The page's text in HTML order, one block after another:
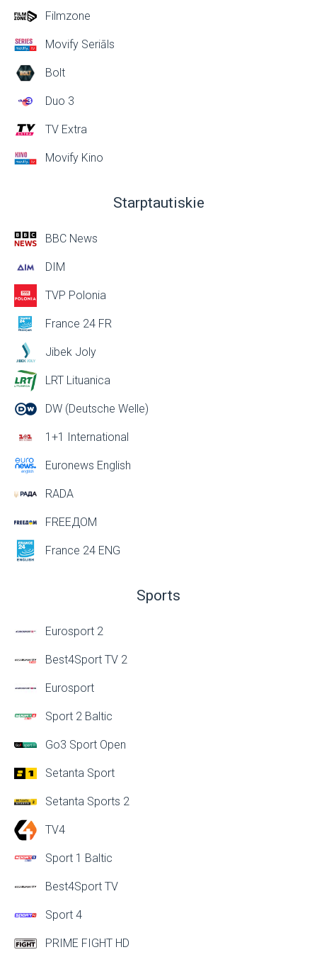
Filmzone
Movify Seriāls
Bolt
Duo 3
TV Extra
Movify Kino
Starptautiskie
BBC News
DIM
TVP Polonia
France 24 FR
Jibek Joly
LRT Lituanica
DW (Deutsche Welle)
1+1 International
Euronews English
RADA
FREEДОМ
France 24 ENG
Sports
Eurosport 2
Best4Sport TV 2
Eurosport
Sport 2 Baltic
Go3 Sport Open
Setanta Sport
Setanta Sports 2
TV4
Sport 1 Baltic
Best4Sport TV
Sport 4
PRIME FIGHT HD